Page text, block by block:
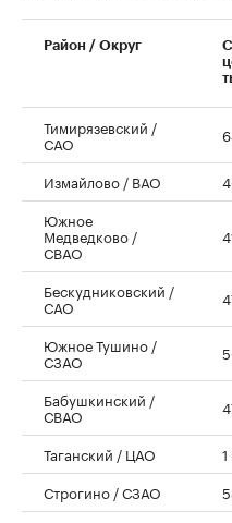
00:00 / 00:00
Район / Округ
Тимирязевский /
САО
Измайлово / ВАО
Южное
Медведково /
СВАО
Бескудниковский /
САО
Южное Тушино /
СЗАО
Бабушкинский /
СВАО
Таганский / ЦАО
Строгино / СЗАО